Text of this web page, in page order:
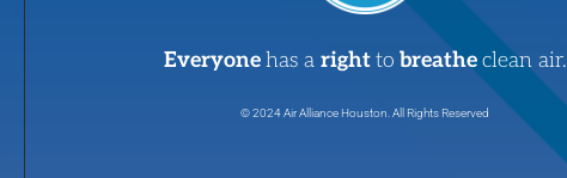
Everyonehas a rightto breatheclean air.
© 2024 Air Alliance Houston. All Rights Reserved